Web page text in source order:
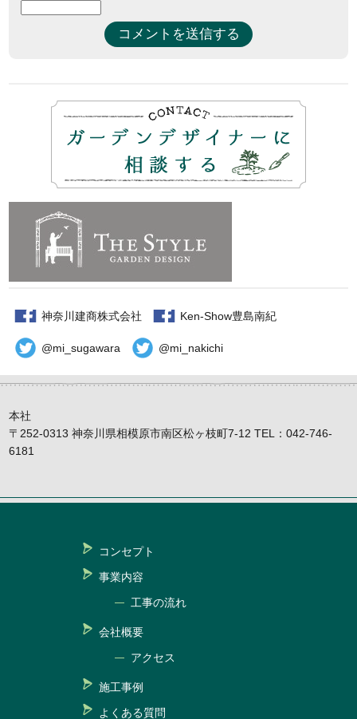
神奈川建商株式会社 Ken-Show豊島南紀
@mi_sugawara @mi_nakichi
本社
〒252-0313 神奈川県相模原市南区松ヶ枝町7-12 TEL：042-746-
6181
コンセプト
事業内容
工事の流れ
会社概要
アクセス
施工事例
よくある質問